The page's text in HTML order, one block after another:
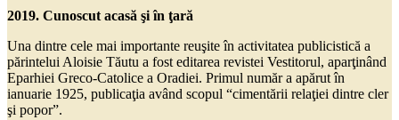
2019. Cunoscut acasă şi în ţară
Una dintre cele mai importante reuşite în activitatea publicistică a
părintelui Aloisie Tăutu a fost editarea revistei Vestitorul, aparţinând
Eparhiei Greco-Catolice a Oradiei. Primul număr a apărut în
ianuarie 1925, publicaţia având scopul “cimentării relaţiei dintre cler
şi popor”.